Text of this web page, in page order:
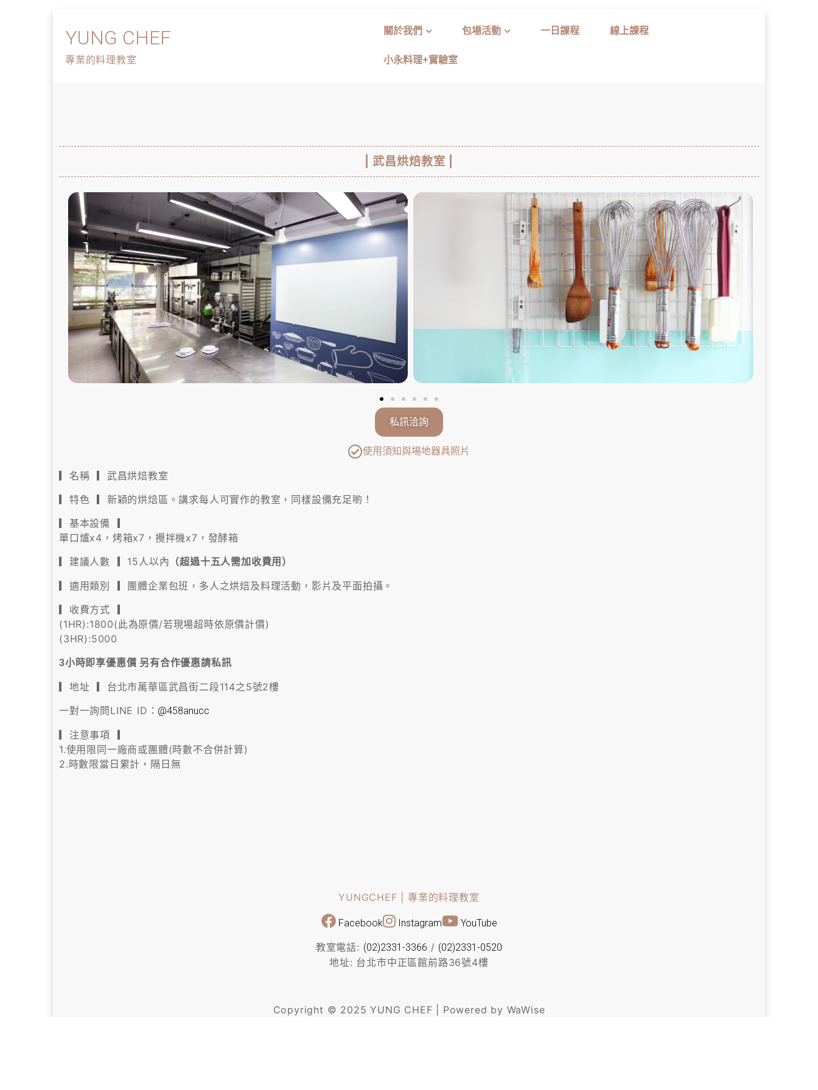
YUNG CHEF
專業的料理教室
關於我們 包場活動 一日課程 線上課程
小永料理+實驗室
| 武昌烘焙教室 |
私訊洽詢
使用須知與場地器具照片
▎名稱 ▎武昌烘焙教室
▎特色 ▎新穎的烘焙區。講求每人可實作的教室，同樣設備充足喲！
▎基本設備 ▎
單口爐x4，烤箱x7，攪拌機x7，發酵箱
▎建議人數 ▎15人以內 （超過十五人需加收費用）
▎適用類別 ▎團體企業包班，多人之烘焙及料理活動，影片及平面拍攝。
▎收費方式 ▎
(1HR):1800(此為原價/若現場超時依原價計價)
(3HR):5000
3小時即享優惠價 另有合作優惠請私訊
▎地址 ▎台北市萬華區武昌街二段114之5號2樓
一對一詢問LINE ID： @458anucc
▎注意事項 ▎
1.使用限同一廠商或團體(時數不合併計算)
2.時數限當日累計，隔日無
YUNGCHEF | 專業的料理教室
Facebook Instagram YouTube
教室電話: (02)2331-3366 / (02)2331-0520
地址: 台北市中正區館前路36號4樓
Copyright © 2025 YUNG CHEF | Powered by WaWise